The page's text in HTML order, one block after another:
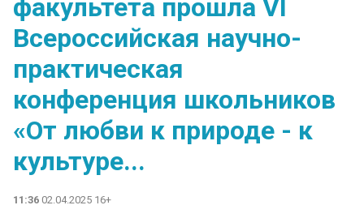
факультета прошла VI
Всероссийская научно-
практическая
конференция школьников
«От любви к природе - к
культуре...
11:36 02.04.2025 16+